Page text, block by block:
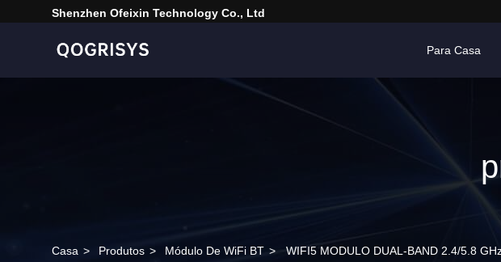
Shenzhen Ofeixin Technology Co., Ltd
Para Casa
Casa > Produtos > Módulo De WiFi BT > WIFI5 MODULO DUAL-BAND 2.4/5.8